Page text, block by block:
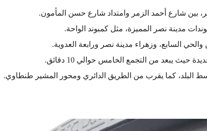
بين شارع أحمد الزمر وامتداد شارع حسن المأمون.
مدينة نصر المميزة، مثل كمبوند الواحة.
السابع، وزهراء مدينة نصر ورابعة العدوية.
حيث يبعد من التجمع الخامس حوالي 10 دقائق.